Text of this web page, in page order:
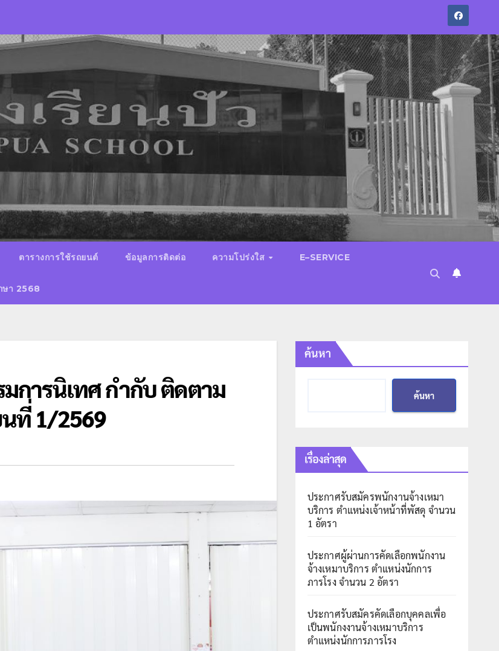
ตารางการใช้รถยนต์ ข้อมูลการติดต่อ ความโปร่งใส E–SERVICE
ษา 2568
การนิเทศ กำกับ ติดตาม
ที่ 1/2569
ค้นหา
ค้นหา
เรื่องล่าสุด
ประกาศรับสมัครพนักงานจ้างเหมา
บริการ ตำแหน่งเจ้าหน้าที่พัสดุ จำนวน
1 อัตรา
ประกาศผู้ผ่านการคัดเลือกพนักงาน
จ้างเหมาบริการ ตำแหน่งนักการ
ภารโรง จำนวน 2 อัตรา
ประกาศรับสมัครคัดเลือกบุคคลเพื่อ
เป็นพนักงงานจ้างเหมาบริการ
ตำแหน่งนักการภารโรง